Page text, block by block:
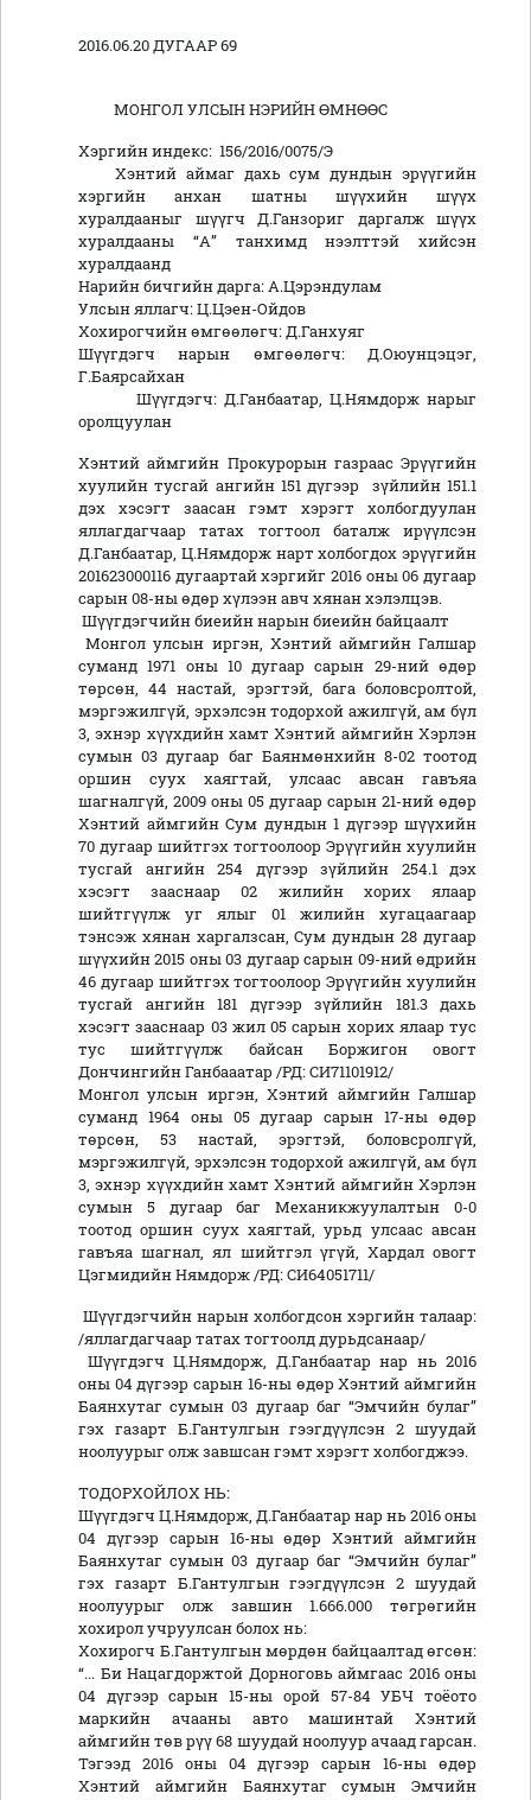
2016.06.20 ДУГААР 69
МОНГОЛ УЛСЫН НЭРИЙН ӨМНӨӨС
Хэргийн индекс: 156/2016/0075/Э
Хэнтий аймаг дахь сум дундын эрүүгийн
хэргийн анхан шатны шүүхийн шүүх
хуралдааныг шүүгч Д.Ганзориг даргалж шүүх
хуралдааны “А” танхимд нээлттэй хийсэн
хуралдаанд
Нарийн бичгийн дарга: А.Цэрэндулам
Улсын яллагч: Ц.Цэен-Ойдов
Хохирогчийн өмгөөлөгч: Д.Ганхуяг
Шүүгдэгч нарын өмгөөлөгч: Д.Оюунцэцэг,
Г.Баярсайхан
Шүүгдэгч: Д.Ганбаатар, Ц.Нямдорж нарыг
оролцуулан
Хэнтий аймгийн Прокурорын газраас Эрүүгийн
хуулийн тусгай ангийн 151 дүгээр зүйлийн 151.1
дэх хэсэгт заасан гэмт хэрэгт холбогдуулан
яллагдагчаар татах тогтоол баталж ирүүлсэн
Д.Ганбаатар, Ц.Нямдорж нарт холбогдох эрүүгийн
201623000116 дугаартай хэргийг 2016 оны 06 дугаар
сарын 08-ны өдөр хүлээн авч хянан хэлэлцэв.
Шүүгдэгчийн биеийн нарын биеийн байцаалт
Монгол улсын иргэн, Хэнтий аймгийн Галшар
суманд 1971 оны 10 дугаар сарын 29-ний өдөр
төрсөн, 44 настай, эрэгтэй, бага боловсролтой,
мэргэжилгүй, эрхэлсэн тодорхой ажилгүй, ам бүл
3, эхнэр хүүхдийн хамт Хэнтий аймгийн Хэрлэн
сумын 03 дугаар баг Баянмөнхийн 8-02 тоотод
оршин суух хаягтай, улсаас авсан гавъяа
шагналгүй, 2009 оны 05 дугаар сарын 21-ний өдөр
Хэнтий аймгийн Сум дундын 1 дүгээр шүүхийн
70 дугаар шийтгэх тогтоолоор Эрүүгийн хуулийн
тусгай ангийн 254 дүгээр зүйлийн 254.1 дэх
хэсэгт зааснаар 02 жилийн хорих ялаар
шийтгүүлж уг ялыг 01 жилийн хугацаагаар
тэнсэж хянан харгалзсан, Сум дундын 28 дугаар
шүүхийн 2015 оны 03 дугаар сарын 09-ний өдрийн
46 дугаар шийтгэх тогтоолоор Эрүүгийн хуулийн
тусгай ангийн 181 дүгээр зүйлийн 181.3 дахь
хэсэгт зааснаар 03 жил 05 сарын хорих ялаар тус
тус шийтгүүлж байсан Боржигон овогт
Дончингийн Ганбааатар /РД: СИ71101912/
Монгол улсын иргэн, Хэнтий аймгийн Галшар
суманд 1964 оны 05 дугаар сарын 17-ны өдөр
төрсөн, 53 настай, эрэгтэй, боловсролгүй,
мэргэжилгүй, эрхэлсэн тодорхой ажилгүй, ам бүл
3, эхнэр хүүхдийн хамт Хэнтий аймгийн Хэрлэн
сумын 5 дугаар баг Механикжуулалтын 0-0
тоотод оршин суух хаягтай, урьд улсаас авсан
гавъяа шагнал, ял шийтгэл үгүй, Хардал овогт
Цэгмидийн Нямдорж /РД: СИ64051711/
Шүүгдэгчийн нарын холбогдсон хэргийн талаар:
/яллагдагчаар татах тогтоолд дурьдсанаар/
Шүүгдэгч Ц.Нямдорж, Д.Ганбаатар нар нь 2016
оны 04 дүгээр сарын 16-ны өдөр Хэнтий аймгийн
Баянхутаг сумын 03 дугаар баг “Эмчийн булаг”
гэх газарт Б.Гантулгын гээгдүүлсэн 2 шуудай
ноолуурыг олж завшсан гэмт хэрэгт холбогджээ.
ТОДОРХОЙЛОХ НЬ:
Шүүгдэгч Ц.Нямдорж, Д.Ганбаатар нар нь 2016 оны
04 дүгээр сарын 16-ны өдөр Хэнтий аймгийн
Баянхутаг сумын 03 дугаар баг “Эмчийн булаг”
гэх газарт Б.Гантулгын гээгдүүлсэн 2 шуудай
ноолуурыг олж завшин 1.666.000 төгрөгийн
хохирол учруулсан болох нь:
Хохирогч Б.Гантулгын мөрдөн байцаалтад өгсөн:
“... Би Нацагдоржтой Дорноговь аймгаас 2016 оны
04 дүгээр сарын 15-ны орой 57-84 УБЧ тоёото
маркийн ачааны авто машинтай Хэнтий
аймгийн төв рүү 68 шуудай ноолуур ачаад гарсан.
Тэгээд 2016 оны 04 дүгээр сарын 16-ны өдөр
Хэнтий аймгийн Баянхутаг сумын Эмчийн